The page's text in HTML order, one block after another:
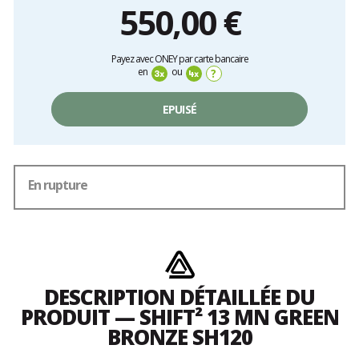
550,00 €
Payez avec ONEY par carte bancaire
en
ou ?
EPUISÉ
En rupture
DESCRIPTION DÉTAILLÉE DU
PRODUIT — SHIFT² 13 MN GREEN
BRONZE SH120